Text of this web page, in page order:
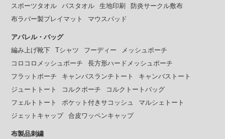
スポーツタオル
バスタオル 生地印刷
防炎サークル敷布
布ラバー製プレイマット
マウスパッド
アパレル・バッグ
編み上げ靴下
Tシャツ フーディー
メッシュポーチ
コロコロメッシュポーチ
長方形ハードメッシュポーチ
フラットポーチ
キャンバスランチトート
キャンバストート
ジュートトート
コルクポーチ
コルクトートバッグ
フェルトトート
ポケット付きサコッシュ
マルシェトート
ジェットキャップ
合皮ワッペンキャップ
布製品刺繍